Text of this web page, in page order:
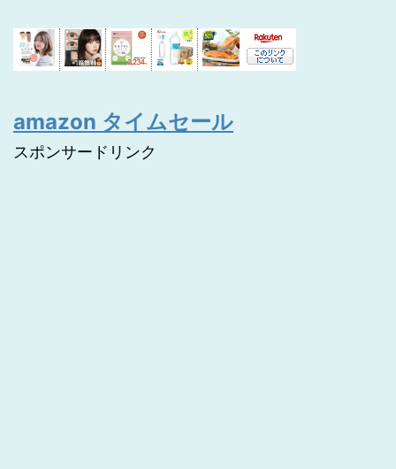
amazon タイムセール
スポンサードリンク